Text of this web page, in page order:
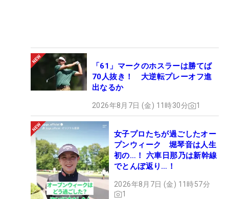
「61」マークのホスラーは勝てば
70人抜き！ 大逆転プレーオフ進
出なるか
2026年8月7日 (金) 11時30分 1
女子プロたちが過ごしたオー
プンウィーク 堀琴音は人生
初の…！ 六車日那乃は新幹線
でとんぼ返り…！
2026年8月7日 (金) 11時57分
1